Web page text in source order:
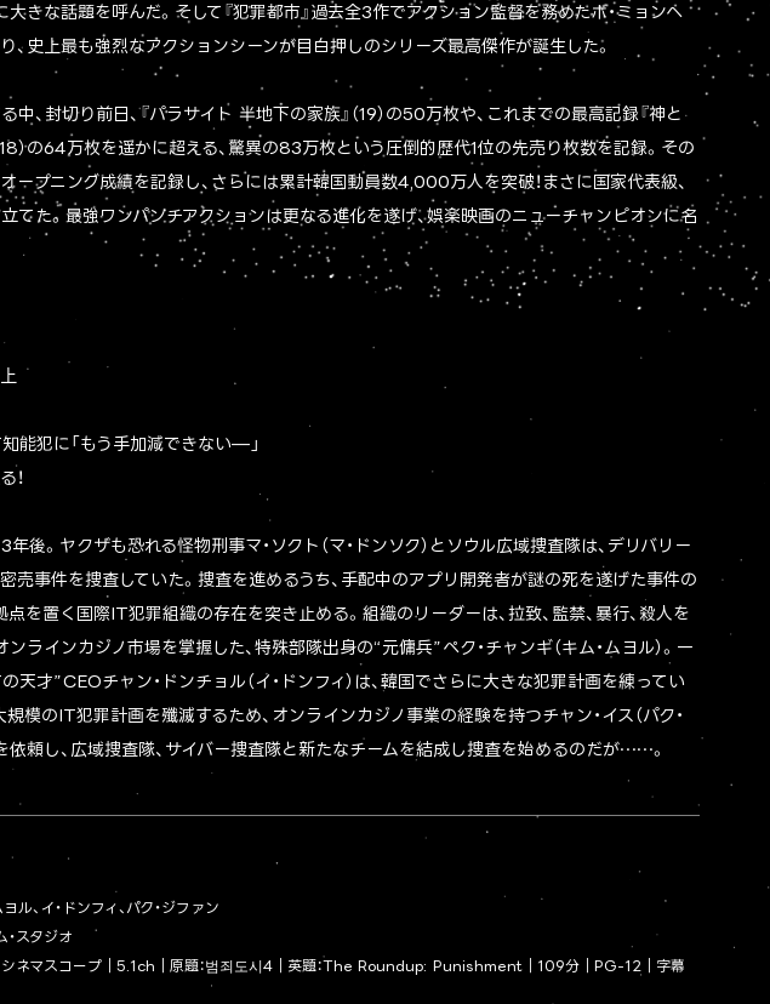
大きな話題を呼んだ。そして『犯罪都市』過去全3作でアクション監督を務めたホ・ミョンヘ
、史上最も強烈なアクションシーンが目白押しのシリーズ最高傑作が誕生した。
、封切り前日、『パラサイト 半地下の家族』（19）の50万枚や、これまでの最高記録『神と
18）の64万枚を遥かに超える、驚異の83万枚という圧倒的歴代1位の先売り枚数を記録。その
ープニング成績を記録し、さらには累計韓国動員数4,000万人を突破！まさに国家代表級、
てた。最強ワンパンチアクションは更なる進化を遂げ、娯楽映画のニューチャンピオンに名
能犯に「もう手加減できない—」
！
後。ヤクザも恐れる怪物刑事マ・ソクト（マ・ドンソク）とソウル広域捜査隊は、デリバリー
売事件を捜査していた。捜査を進めるうち、手配中のアプリ開発者が謎の死を遂げた事件の
点を置く国際IT犯罪組織の存在を突き止める。組織のリーダーは、拉致、監禁、暴行、殺人を
ンラインカジノ市場を掌握した、特殊部隊出身の“元傭兵”ペク・チャンギ（キム・ムヨル）。一
天才”CEOチャン・ドンチョル（イ・ドンフィ）は、韓国でさらに大きな犯罪計画を練ってい
規模のIT犯罪計画を殲滅するため、オンラインカジノ事業の経験を持つチャン・イス（パク・
依頼し、広域捜査隊、サイバー捜査隊と新たなチームを結成し捜査を始めるのだが……。
ヨル、イ・ドンフィ、パク・ジファン
・スタジオ
ネマスコープ｜5.1ch｜原題：범죄도시4｜英題：The Roundup: Punishment｜109分｜PG-12｜字幕